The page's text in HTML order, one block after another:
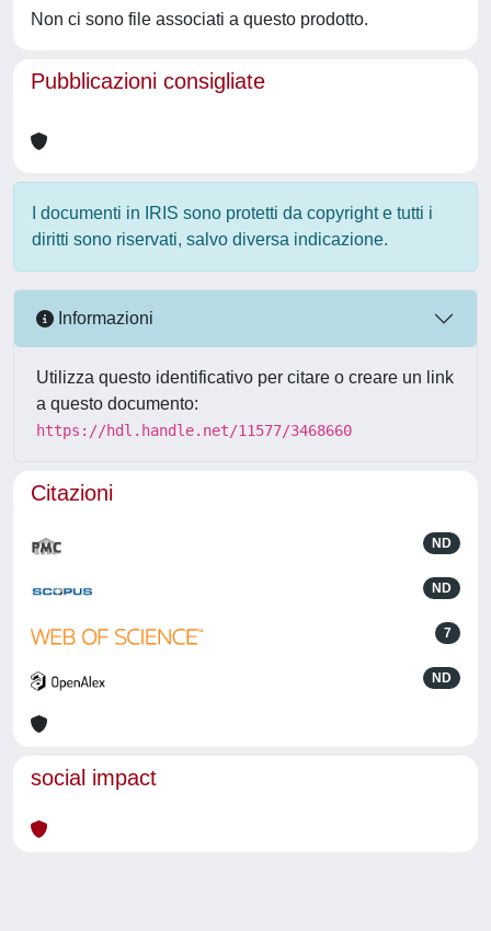
Non ci sono file associati a questo prodotto.
Pubblicazioni consigliate
I documenti in IRIS sono protetti da copyright e tutti i
diritti sono riservati, salvo diversa indicazione.
Informazioni
Utilizza questo identificativo per citare o creare un link
a questo documento:
https://hdl.handle.net/11577/3468660
Citazioni
ND
ND
7
ND
social impact